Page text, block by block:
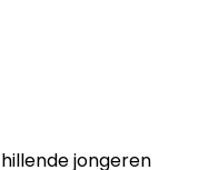
jongeren